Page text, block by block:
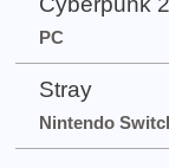
PC
Stray
Nintendo